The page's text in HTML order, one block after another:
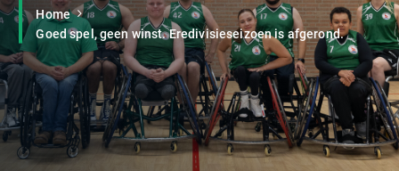
Home
Goed spel, geen winst. Eredivisieseizoen is afgerond.